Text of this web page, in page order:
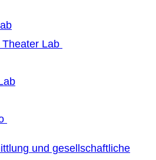
Lab
und gesellschaftliche